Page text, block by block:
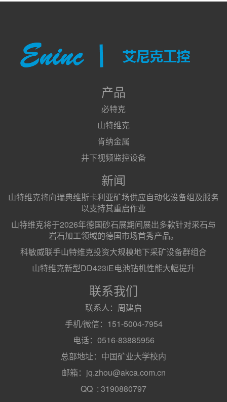
产品
必特克
山特维克
肯纳金属
井下视频监控设备
新闻
山特维克将向瑞典维斯卡利亚矿场供应自动化设备组及服务
以支持其重启作业
山特维克将于2026年德国砂石展期间展出多款针对采石与
岩石加工领域的德国市场首秀产品。
科敏威联手山特维克投资大规模地下采矿设备群组合
山特维克新型DD423iE电池钻机性能大幅提升
联系我们
联系人：周建启
手机/微信：151-5004-7954
电话：0516-83885956
总部地址：中国矿业大学校内
邮箱：jq.zhou@akca.com.cn
QQ : 3190880797